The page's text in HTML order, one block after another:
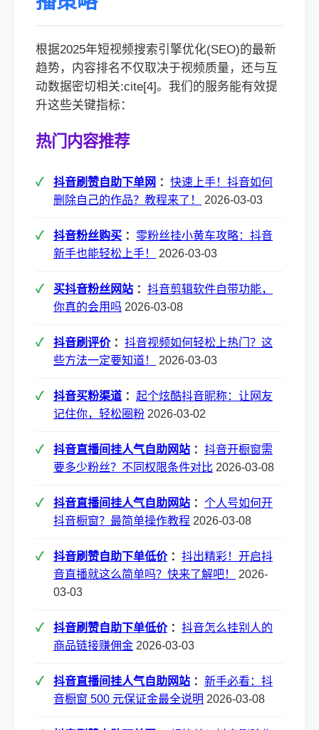
根据2025年短视频搜索引擎优化(SEO)的最新
趋势，内容排名不仅取决于视频质量，还与互
动数据密切相关:cite[4]。我们的服务能有效提
升这些关键指标：
热门内容推荐
抖音刷赞自助下单网 ： 快速上手！抖音如何
删除自己的作品？教程来了！
2026-03-03
抖音粉丝购买 ： 零粉丝挂小黄车攻略：抖音
新手也能轻松上手！
2026-03-03
买抖音粉丝网站 ： 抖音剪辑软件自带功能，
你真的会用吗 2026-03-08
抖音刷评价： 抖音视频如何轻松上热门？这
些方法一定要知道！
2026-03-03
抖音买粉渠道 ： 起个炫酷抖音昵称：让网友
记住你，轻松圈粉 2026-03-02
抖音直播间挂人气自助网站 ： 抖音开橱窗需
要多少粉丝？不同权限条件对比 2026-03-08
抖音直播间挂人气自助网站 ： 个人号如何开
抖音橱窗？最简单操作教程 2026-03-08
抖音刷赞自助下单低价： 抖出精彩！开启抖
音直播就这么简单吗？快来了解吧！
2026-
03-03
抖音刷赞自助下单低价： 抖音怎么挂别人的
商品链接赚佣金 2026-03-03
抖音直播间挂人气自助网站 ： 新手必看：抖
音橱窗 500 元保证金最全说明 2026-03-08